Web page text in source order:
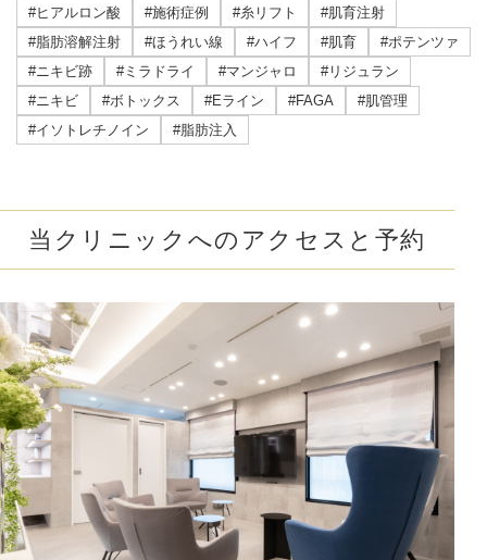
井畑 峰紀 医師 安形省吾 医師
#ヒアルロン酸 #施術症例 #糸リフト
#肌育注射
#脂肪溶解注射
#ほうれい線 #ハイフ #肌育
#ポテンツァ
#ニキビ跡
#ミラドライ #マンジャロ
#リジュラン
#ニキビ
#ボトックス #Eライン #FAGA
#肌管理
#イソトレチノイン
#脂肪注入
当クリニックへのアクセスと予約